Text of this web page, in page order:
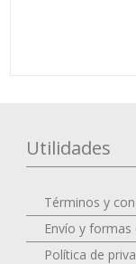
Utilidades
Términos y
Envío y formas
Política de